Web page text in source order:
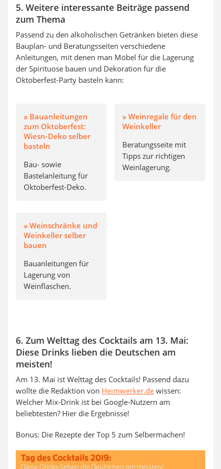
5. Weitere interessante Beiträge passend
zum Thema
Passend zu den alkoholischen Getränken bieten diese
Bauplan- und Beratungsseiten verschiedene
Anleitungen, mit denen man Möbel für die Lagerung
der Spirituose bauen und Dekoration für die
Oktoberfest-Party basteln kann:
» Bauanleitungen
zum Oktoberfest:
Wiesn-Deko selber
basteln
Bau- sowie
Bastelanleitung für
Oktoberfest-Deko.
» Weinregale für den
Weinkeller
Beratungsseite mit
Tipps zur richtigen
Weinlagerung.
» Weinschränke und
Weinkeller selber
bauen
Bauanleitungen für
Lagerung von
Weinflaschen.
6. Zum Welttag des Cocktails am 13. Mai:
Diese Drinks lieben die Deutschen am
meisten!
Am 13. Mai ist Welttag des Cocktails! Passend dazu
wollte die Redaktion von Heimwerker.de wissen:
Welcher Mix-Drink ist bei Google-Nutzern am
beliebtesten? Hier die Ergebnisse!
Bonus: Die Rezepte der Top 5 zum Selbermachen!